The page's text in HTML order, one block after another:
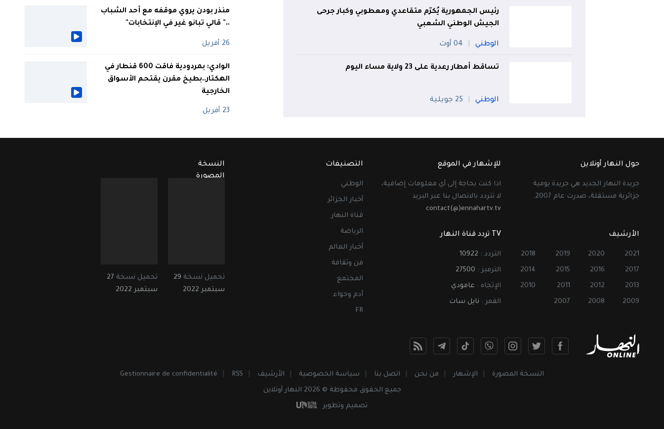
رئيس الجمهورية يُكرّم متقاعدي ومعطوبي وكبار جرحى
الجيش الوطني الشعبي
الوطني 04 أوت
تساقط أمطار رعدية على 23 ولاية مساء اليوم
الوطني 25 جويلية
منذر بودن يروي موقفه مع أحد الشباب
.." قالي تبانو غير في الإنتخابات"
26 أفريل
الوادي: بمردودية فاقت 600 قنطار في
الهكتار..بطيخ مقرن يقتحم الأسواق
الخارجية
23 أفريل
حول النهار أونلاين
جريدة النهار الجديد هي جريدة يومية
جزائرية مستقلة، صدرت عام 2007.
للإشهار في الموقع
اذا كنت بحاجة إلى أي معلومات إضافية،
لا تتردد بالاتصال بنا عبر البريد
contact(@)ennahartv.tv
الأرشيف
2021
2020
2019
2018
2017
2016
2015
2014
2013
2012
2011
2010
2009
2008
2007
TV تردد قناة النهار
التردد : 10922
الترميز : 27500
الإتجاه : عامودي
القمر : نايل سات
التصنيفات
الوطني
أخبار الجزائر
قناة النهار
الرياضة
أخبار العالم
فن وثقافة
المجتمع
آدم وحواء
FR
النسخة
المصورة
تحميل نسخة 29
سبتمبر 2022
تحميل نسخة 27
سبتمبر 2022
النسخة المصورة الإشهار من نحن اتصل بنا سياسة الخصوصية الأرشيف RSS
Gestionnaire de confidentialité
جميع الحقوق محفوظة © 2026 النهار أونلاين
تصميم وتطوير